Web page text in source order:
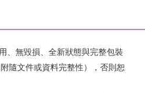
、無毀損、全新狀態與完整包裝
隨文件或資料完整性），否則恕